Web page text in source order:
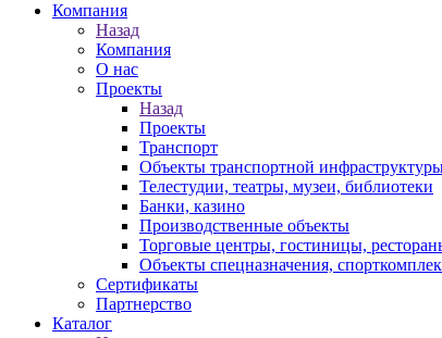
Компания
Назад
Компания
О нас
Проекты
Назад
Проекты
Транспорт
Объекты транспортной
Телестудии, театры, музеи, библиотеки
Банки, казино
Производственные объекты
Торговые центры, гостиницы,
Объекты спецназначения,
Сертификаты
Партнерство
Каталог